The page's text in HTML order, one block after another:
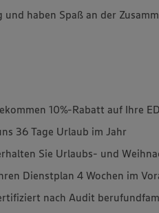
und haben Spaß an der
10%-Rabatt auf Ihre
36 Tage Urlaub im Jahr
Sie Urlaubs- und
Dienstplan 4 Wochen im
nach Audit